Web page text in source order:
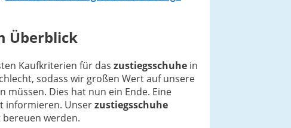
Überblick
Kaufkriterien für das zustiegsschuhe in
sodass wir großen Wert auf unsere
müssen. Dies hat nun ein Ende. Eine
informieren. Unserzustiegsschuhe
werden.